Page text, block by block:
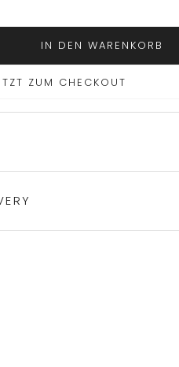
IN DEN WARENKORB
ZUM CHECKOUT